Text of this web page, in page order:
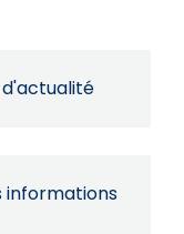
informations